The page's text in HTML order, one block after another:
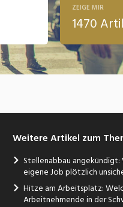
ZEIGE MIR
1470
Weitere Artikel zum
Stellenabbau angekündigt:
eigene Job plötzlich
Hitze am Arbeitsplatz:
Arbeitnehmende in der